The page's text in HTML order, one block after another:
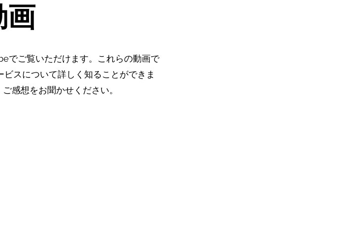
画
でご覧いただけます。これらの動画で
スについて詳しく知ることができま
感想をお聞かせください。